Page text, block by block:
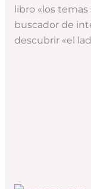
libro «los
buscador de
descubrir «el